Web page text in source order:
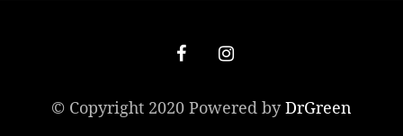
© Copyright 2020 Powered byDrGreen